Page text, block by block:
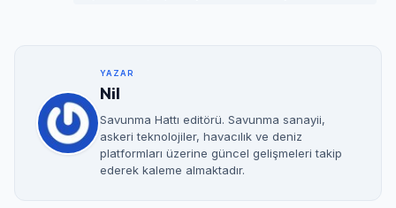
YAZAR
Nil
Savunma Hattı editörü. Savunma sanayii,
askeri teknolojiler, havacılık ve deniz
platformları üzerine güncel gelişmeleri takip
ederek kaleme almaktadır.